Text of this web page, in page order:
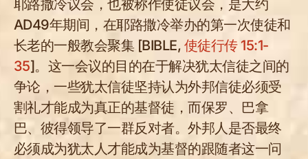
耶路撒冷议会，也被称作使徒议会，是大约
AD49年期间，在耶路撒冷举办的第一次使徒和
长老的一般教会聚集 [BIBLE, 使徒行传 15:1-
35]。这一会议的目的在于解决犹太信徒之间的
争论，一些犹太信徒坚持认为外邦信徒必须受
割礼才能成为真正的基督徒，而保罗、巴拿
巴、彼得领导了一群反对者。外邦人是否最终
必须成为犹太人才能成为基督的跟随者这一问